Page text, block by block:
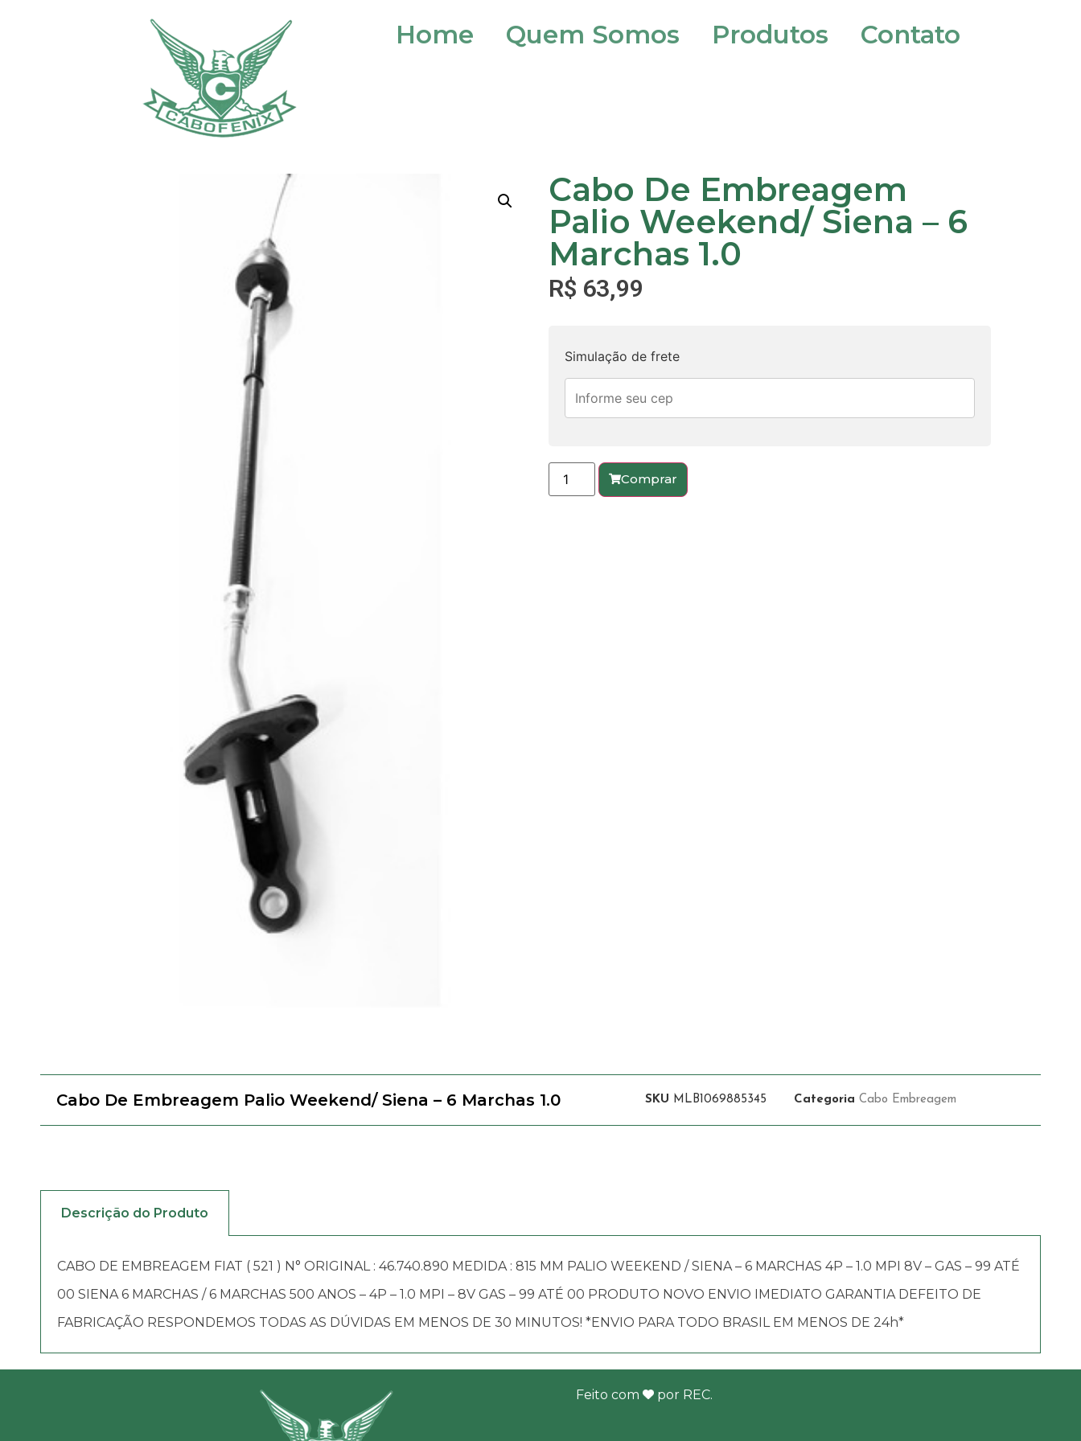
Home Quem Somos Produtos Contato
Cabo De Embreagem
Palio Weekend/ Siena – 6
Marchas 1.0
R$ 63,99
Simulação de frete
Comprar
Cabo De Embreagem Palio Weekend/ Siena – 6 Marchas 1.0 SKU MLB1069885345 Categoria Cabo Embreagem
Descrição do Produto
CABO DE EMBREAGEM FIAT ( 521 ) N° ORIGINAL : 46.740.890 MEDIDA : 815 MM PALIO WEEKEND / SIENA – 6 MARCHAS 4P – 1.0 MPI 8V – GAS – 99 ATÉ
00 SIENA 6 MARCHAS / 6 MARCHAS 500 ANOS – 4P – 1.0 MPI – 8V GAS – 99 ATÉ 00 PRODUTO NOVO ENVIO IMEDIATO GARANTIA DEFEITO DE
FABRICAÇÃO RESPONDEMOS TODAS AS DÚVIDAS EM MENOS DE 30 MINUTOS! *ENVIO PARA TODO BRASIL EM MENOS DE 24h*
Feito com por REC.